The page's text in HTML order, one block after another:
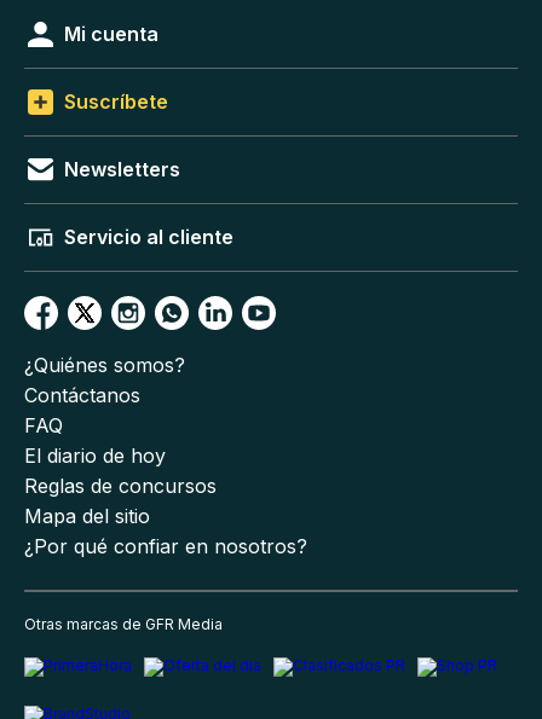
Mi cuenta
Suscríbete
Newsletters
Servicio al cliente
¿Quiénes somos?
Contáctanos
FAQ
El diario de hoy
Reglas de concursos
Mapa del sitio
¿Por qué confiar en nosotros?
Otras marcas de GFR Media